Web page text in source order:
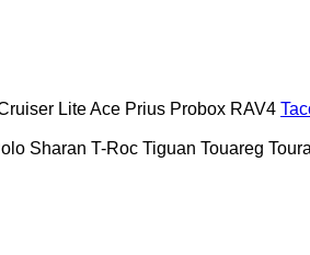
Lite Ace Prius Probox RAV4
Sharan T-Roc Tiguan Touareg